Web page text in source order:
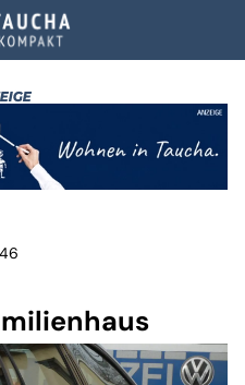
Einbruch in